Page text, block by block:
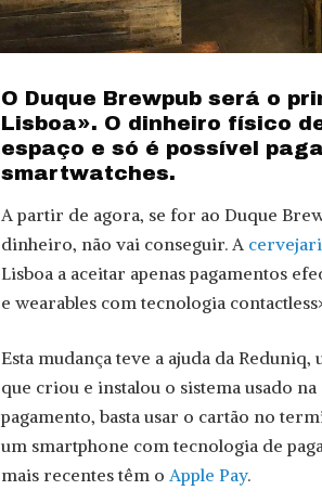
O Duque Brewpub será o
Lisboa». O dinheiro físico
espaço e só é possível
smartwatches.
A partir de agora, se for ao Duque
dinheiro, não vai conseguir. A
Lisboa a aceitar apenas pagamentos
e wearables com tecnologia
Esta mudança teve a ajuda da
que criou e instalou o sistema usado
pagamento, basta usar o cartão no
um smartphone com tecnologia de
mais recentes têm o Apple Pay.